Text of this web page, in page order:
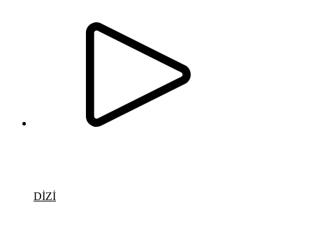
DİZİ